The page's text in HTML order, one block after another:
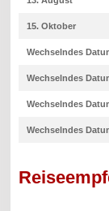
15. Oktober
Wechselndes
Wechselndes
Wechselndes
Wechselndes